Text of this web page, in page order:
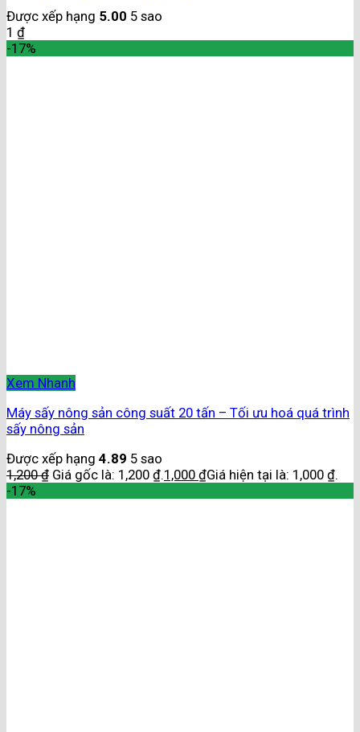
Được xếp hạng 5.00 5 sao
1 ₫
-17%
Xem Nhanh
Máy sấy nông sản công suất 20 tấn – Tối ưu hoá quá trình
sấy nông sản
Được xếp hạng 4.89 5 sao
1,200₫ Giá gốc là: 1,200 ₫.1,000 ₫Giá hiện tại là: 1,000 ₫.
-17%